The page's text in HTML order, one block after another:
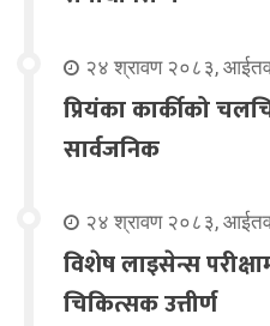
२४ श्रावण २०८३,
प्रियंका कार्कीको
सार्वजनिक
२४ श्रावण २०८३,
विशेष लाइसेन्स
चिकित्सक उत्तीर्ण